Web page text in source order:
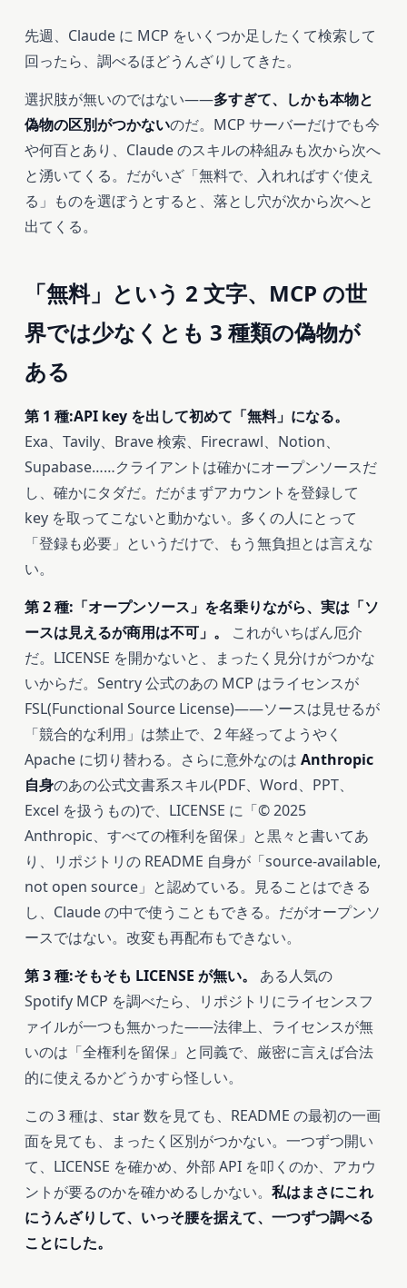
先週、Claude に MCP をいくつか足したくて検索して
回ったら、調べるほどうんざりしてきた。
選択肢が無いのではない——多すぎて、しかも本物と
偽物の区別がつかないのだ。MCP サーバーだけでも今
や何百とあり、Claude のスキルの枠組みも次から次へ
と湧いてくる。だがいざ「無料で、入れればすぐ使え
る」ものを選ぼうとすると、落とし穴が次から次へと
出てくる。
「無料」という 2 文字、MCP の世
界では少なくとも 3 種類の偽物が
ある
第 1 種:API key を出して初めて「無料」になる。
Exa、Tavily、Brave 検索、Firecrawl、Notion、
Supabase……クライアントは確かにオープンソースだ
し、確かにタダだ。だがまずアカウントを登録して
key を取ってこないと動かない。多くの人にとって
「登録も必要」というだけで、もう無負担とは言えな
い。
第 2 種:「オープンソース」を名乗りながら、実は「ソ
ースは見えるが商用は不可」。
これがいちばん厄介
だ。LICENSE を開かないと、まったく見分けがつかな
いからだ。Sentry 公式のあの MCP はライセンスが
FSL(Functional Source License)——ソースは見せるが
「競合的な利用」は禁止で、2 年経ってようやく
Apache に切り替わる。さらに意外なのは Anthropic
自身のあの公式文書系スキル(PDF、Word、PPT、
Excel を扱うもの)で、LICENSE に「© 2025
Anthropic、すべての権利を留保」と黒々と書いてあ
り、リポジトリの README 自身が「source-available,
not open source」と認めている。見ることはできる
し、Claude の中で使うこともできる。だがオープンソ
ースではない。改変も再配布もできない。
第 3 種:そもそも LICENSE が無い。
ある人気の
Spotify MCP を調べたら、リポジトリにライセンスフ
ァイルが一つも無かった——法律上、ライセンスが無
いのは「全権利を留保」と同義で、厳密に言えば合法
的に使えるかどうかすら怪しい。
この 3 種は、star 数を見ても、README の最初の一画
面を見ても、まったく区別がつかない。一つずつ開い
て、LICENSE を確かめ、外部 API を叩くのか、アカウ
ントが要るのかを確かめるしかない。 私はまさにこれ
にうんざりして、いっそ腰を据えて、一つずつ調べる
ことにした。